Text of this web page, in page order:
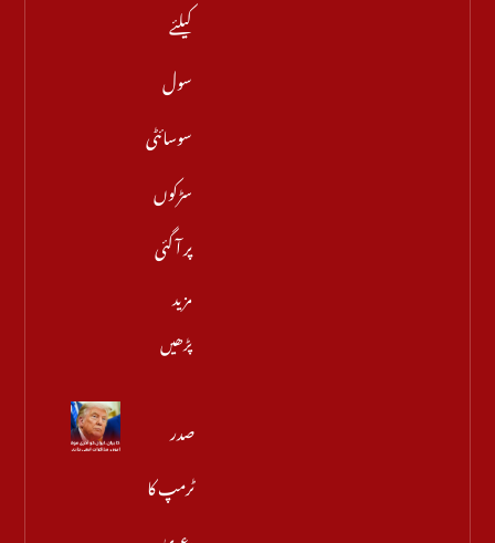
کیلئے
سول
سوسائٹی
سڑکوں
پر آ گئی
مزید
پڑھیں
صدر
ٹرمپ کا